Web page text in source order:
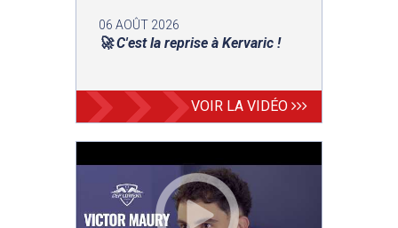
06 AOÛT 2026
🚀 C'est la reprise à Kervaric !
VOIR LA VIDÉO